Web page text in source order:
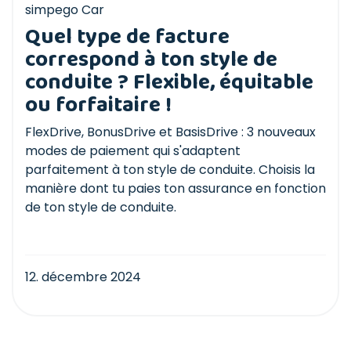
simpego Car
Quel type de facture
correspond à ton style de
conduite ? Flexible, équitable
ou forfaitaire !
FlexDrive, BonusDrive et BasisDrive : 3 nouveaux
modes de paiement qui s'adaptent
parfaitement à ton style de conduite. Choisis la
manière dont tu paies ton assurance en fonction
de ton style de conduite.
12. décembre 2024